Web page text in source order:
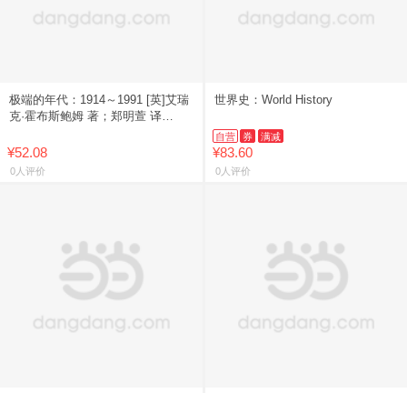
极端的年代：1914～1991 [英]艾瑞
克·霍布斯鲍姆 著；郑明萱 译
¥52.08
0人评价
世界史：World History
自营 券 满减
¥83.60
0人评价